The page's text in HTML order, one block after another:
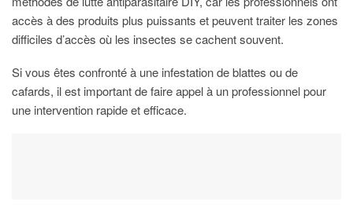
accès à des produits plus puissants et peuvent traiter les zones
difficiles d’accès où les insectes se cachent souvent.
Si vous êtes confronté à une infestation de blattes ou de
cafards, il est important de faire appel à un professionnel pour
une intervention rapide et efficace.